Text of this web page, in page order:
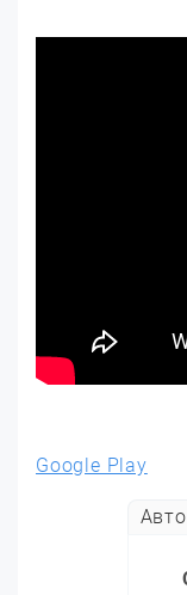
Google Play